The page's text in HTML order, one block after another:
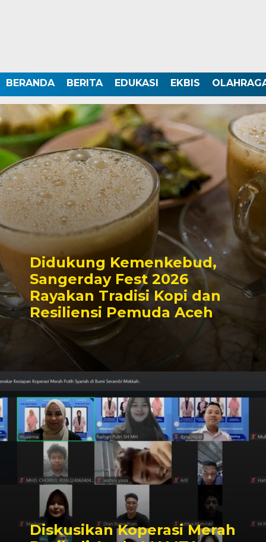
BERANDA BERITA EDUKASI EKBIS
Didukung Kemenkebud,
Sangerday Fest 2026
Rayakan Tradisi Kopi dan
Resiliensi Pemuda Aceh
Diskusikan Koperasi Merah